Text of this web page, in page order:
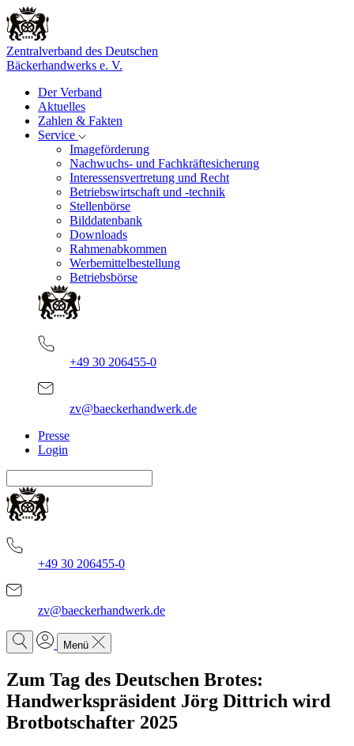
Zentralverband des Deutschen
Bäckerhandwerks e. V.
Der Verband
Aktuelles
Zahlen & Fakten
Service
Imageförderung
Nachwuchs- und Fachkräftesicherung
Interessensvertretung und Recht
Betriebswirtschaft und -technik
Stellenbörse
Bilddatenbank
Downloads
Rahmenabkommen
Werbemittelbestellung
Betriebsbörse
+49 30 206455-0
zv@baeckerhandwerk.de
Presse
Login
+49 30 206455-0
zv@baeckerhandwerk.de
Menü
Zum Tag des Deutschen Brotes:
Handwerkspräsident Jörg Dittrich wird
Brotbotschafter 2025